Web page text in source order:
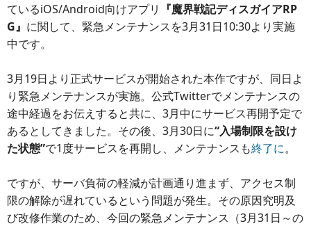
ているiOS/Android向けアプリ 『魔界戦記ディスガイアRP
G』 に関して、緊急メンテナンスを3月31日10:30より実施
中です。
3月19日より正式サービスが開始された本作ですが、同日よ
り緊急メンテナンスが実施。公式Twitterでメンテナンスの
途中経過をお伝えすると共に、3月中にサービス再開予定で
あるとしてきました。その後、3月30日に“入場制限を設け
た状態”で1度サービスを再開し、メンテナンスも終了に。
ですが、サーバ負荷の軽減が計画通り進まず、アクセス制
限の解除が遅れているという問題が発生。その原因究明及
び改修作業のため、今回の緊急メンテナンス（3月31日～の